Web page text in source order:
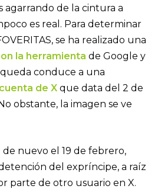
agarrando de la cintura a
es real. Para determinar
se ha realizado una
la herramienta de Google y
conduce a una
cuenta de X que data del 2 de
obstante, la imagen se ve
de nuevo el 19 de febrero,
del expríncipe, a raíz
parte de otro usuario en X.